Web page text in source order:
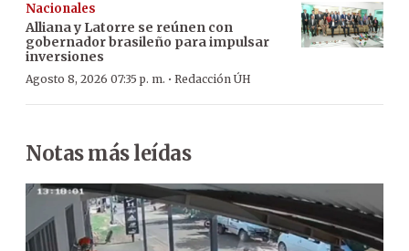
Nacionales
Alliana y Latorre se reúnen con
gobernador brasileño para impulsar
inversiones
Agosto 8, 2026 07:35 p. m. · Redacción ÚH
Notas más leídas